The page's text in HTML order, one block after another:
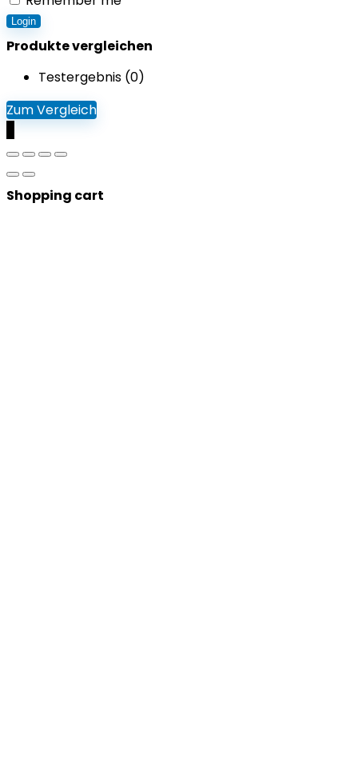
Login
Produkte vergleichen
Testergebnis (0)
Zum Vergleich
Shopping cart